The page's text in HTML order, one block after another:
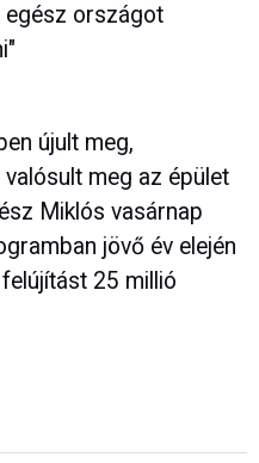
egész országot
újult meg,
meg az épület
Miklós vasárnap
jövő év elején
25 millió